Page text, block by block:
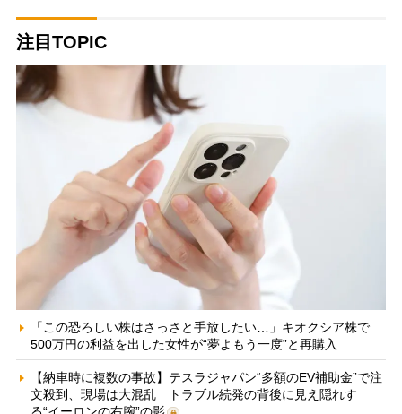
注目TOPIC
「この恐ろしい株はさっさと手放したい…」キオクシア株で
500万円の利益を出した女性が“夢よもう一度”と再購入
【納車時に複数の事故】テスラジャパン“多額のEV補助金”で注
文殺到、現場は大混乱 トラブル続発の背後に見え隠れす